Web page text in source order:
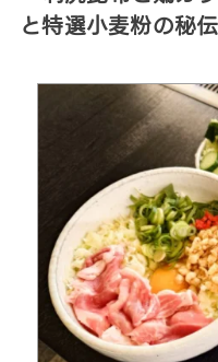
と特選小麦粉の秘